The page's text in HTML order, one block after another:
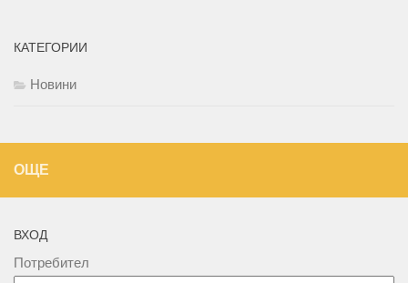
КАТЕГОРИИ
Новини
ОЩЕ
ВХОД
Потребител